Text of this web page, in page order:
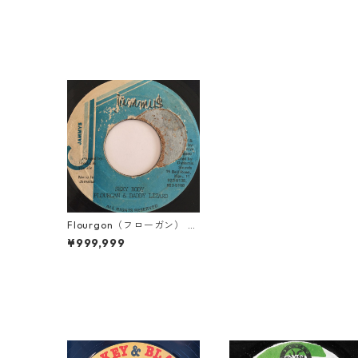
Flourgon（フローガン） &
Daddy Lizard（ダディリザ
ード） - Sexy Body【7'】
¥999,999